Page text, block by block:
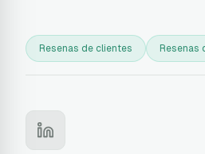
Resenas de clientes Resenas